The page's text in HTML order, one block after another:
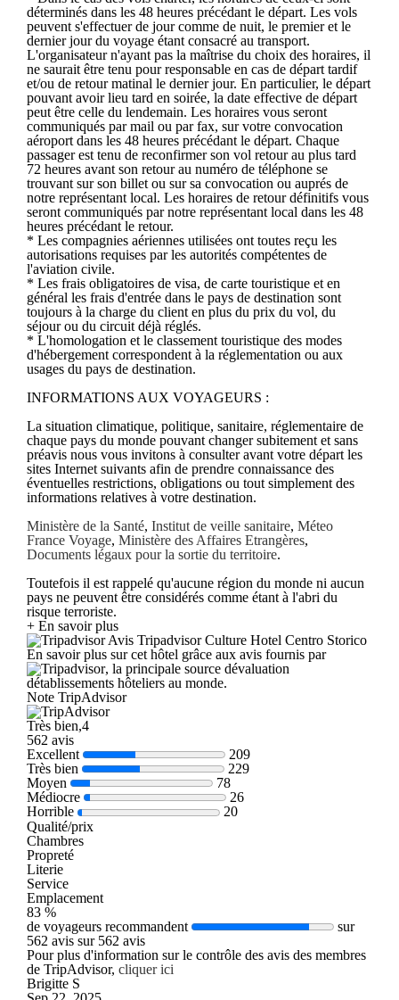
déterminés dans les 48 heures précédant le départ. Les vols
peuvent s'effectuer de jour comme de nuit, le premier et le
dernier jour du voyage étant consacré au transport.
L'organisateur n'ayant pas la maîtrise du choix des horaires, il
ne saurait être tenu pour responsable en cas de départ tardif
et/ou de retour matinal le dernier jour. En particulier, le départ
pouvant avoir lieu tard en soirée, la date effective de départ
peut être celle du lendemain. Les horaires vous seront
communiqués par mail ou par fax, sur votre convocation
aéroport dans les 48 heures précédant le départ. Chaque
passager est tenu de reconfirmer son vol retour au plus tard
72 heures avant son retour au numéro de téléphone se
trouvant sur son billet ou sur sa convocation ou auprés de
notre représentant local. Les horaires de retour définitifs vous
seront communiqués par notre représentant local dans les 48
heures précédant le retour.
* Les compagnies aériennes utilisées ont toutes reçu les
autorisations requises par les autorités compétentes de
l'aviation civile.
* Les frais obligatoires de visa, de carte touristique et en
général les frais d'entrée dans le pays de destination sont
toujours à la charge du client en plus du prix du vol, du
séjour ou du circuit déjà réglés.
* L'homologation et le classement touristique des modes
d'hébergement correspondent à la réglementation ou aux
usages du pays de destination.
INFORMATIONS AUX VOYAGEURS :
La situation climatique, politique, sanitaire, réglementaire de
chaque pays du monde pouvant changer subitement et sans
préavis nous vous invitons à consulter avant votre départ les
sites Internet suivants afin de prendre connaissance des
éventuelles restrictions, obligations ou tout simplement des
informations relatives à votre destination.
Ministère de la Santé, Institut de veille sanitaire, Méteo
France Voyage, Ministère des Affaires Etrangères,
Documents légaux pour la sortie du territoire.
Toutefois il est rappelé qu'aucune région du monde ni aucun
pays ne peuvent être considérés comme étant à l'abri du
risque terroriste.
+ En savoir plus
Avis Tripadvisor Culture Hotel Centro Storico
En savoir plus sur cet hôtel grâce aux avis fournis par
, la principale source dévaluation
détablissements hôteliers au monde.
Note TripAdvisor
Très bien,4
562 avis
Excellent
209
Très bien
229
Moyen
78
Médiocre
26
Horrible
20
Qualité/prix
Chambres
Propreté
Literie
Service
Emplacement
83 %
de voyageurs recommandent
sur
562 avis sur 562 avis
Pour plus d'information sur le contrôle des avis des membres
de TripAdvisor, cliquer ici
Brigitte S